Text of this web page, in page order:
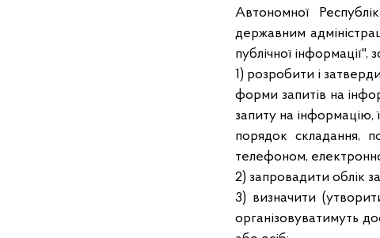
Автономної
державним
публічної інформації",
1) розробити і
форми запитів на
запиту на інформацію,
порядок складання,
телефоном,
2) запровадити облік
3) визначити
організовуватимуть